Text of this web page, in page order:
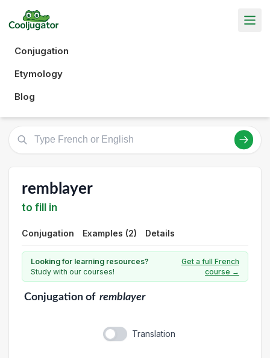
Conjugation
Etymology
Blog
remblayer
to fill in
Conjugation Examples (2) Details
Looking for learning resources?
Study with our courses!
Get a full French
course →
Conjugationof remblayer
Translation